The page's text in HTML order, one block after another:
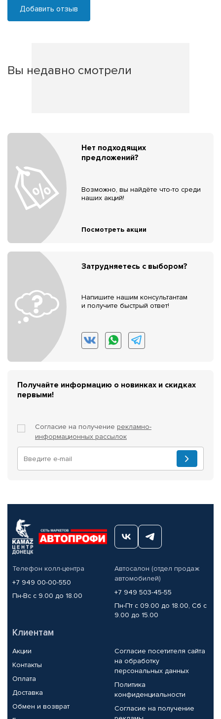
Добавить отзыв
Вы недавно смотрели
Нет подходящих
предложений?
Возможно, вы найдёте что-то среди
наших акций!
Посмотреть акции
Затрудняетесь с выбором?
Напишите нашим консультантам
и получите быстрый ответ!
Получайте информацию о новинках и скидках
первыми!
Согласие на получение рекламно-
информационных рассылок
Телефон колл-центра
+7 949 00-00-550
Пн-Вс с 9.00 до 18.00
Автосалон (отдел продаж
автомобилей)
+7 949 503-45-55
Пн-Пт с 09.00 до 18.00, Сб с
9.00 до 15.00
Клиентам
Акции
Контакты
Оплата
Доставка
Обмен и возврат
Согласие посетителя сайта
на обработку
персональных данных
Политика
конфиденциальности
Согласие на получение